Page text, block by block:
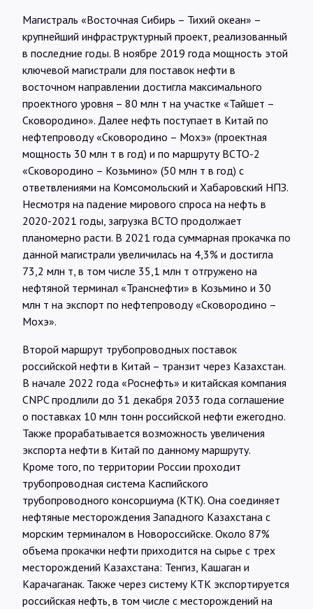
Магистраль «Восточная Сибирь – Тихий океан» –
крупнейший инфраструктурный проект, реализованный
в последние годы. В ноябре 2019 года мощность этой
ключевой магистрали для поставок нефти в
восточном направлении достигла максимального
проектного уровня – 80 млн т на участке «Тайшет –
Сковородино». Далее нефть поступает в Китай по
нефтепроводу «Сковородино – Мохэ» (проектная
мощность 30 млн т в год) и по маршруту ВСТО-2
«Сковородино – Козьмино» (50 млн т в год) с
ответвлениями на Комсомольский и Хабаровский НПЗ.
Несмотря на падение мирового спроса на нефть в
2020-2021 годы, загрузка ВСТО продолжает
планомерно расти. В 2021 года суммарная прокачка по
данной магистрали увеличилась на 4,3% и достигла
73,2 млн т, в том числе 35,1 млн т отгружено на
нефтяной терминал «Транснефти» в Козьмино и 30
млн т на экспорт по нефтепроводу «Сковородино –
Мохэ».
Второй маршрут трубопроводных поставок
российской нефти в Китай – транзит через Казахстан.
В начале 2022 года «Роснефть» и китайская компания
CNPC продлили до 31 декабря 2033 года соглашение
о поставках 10 млн тонн российской нефти ежегодно.
Также прорабатывается возможность увеличения
экспорта нефти в Китай по данному маршруту.
Кроме того, по территории России проходит
трубопроводная система Каспийского
трубопроводного консорциума (КТК). Она соединяет
нефтяные месторождения Западного Казахстана с
морским терминалом в Новороссийске. Около 87%
объема прокачки нефти приходится на сырье с трех
месторождений Казахстана: Тенгиз, Кашаган и
Карачаганак. Также через систему КТК экспортируется
российская нефть, в том числе с месторождений на